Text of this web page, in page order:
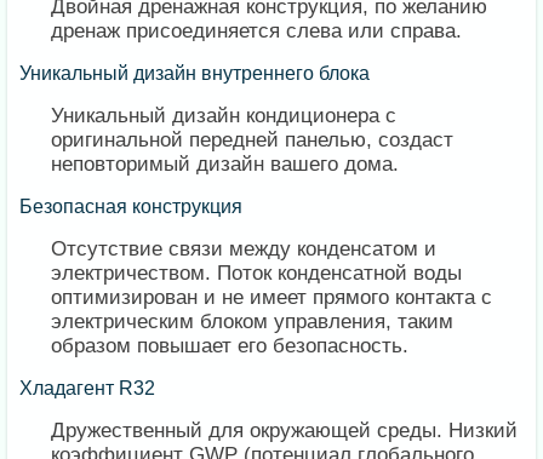
Двойная дренажная конструкция, по желанию
дренаж присоединяется слева или справа.
​Уникальный дизайн внутреннего блока
Уникальный дизайн кондиционера с
оригинальной передней панелью, создаст
неповторимый дизайн вашего дома.
Безопасная конструкция
Отсутствие связи между конденсатом и
электричеством. Поток конденсатной воды
оптимизирован и не имеет прямого контакта с
электрическим блоком управления, таким
образом повышает его безопасность.
Хладагент R32
Дружественный для окружающей среды. Низкий
коэффициент GWP (потенциал глобального